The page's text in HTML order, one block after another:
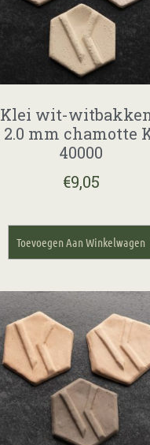
Klei wit-
2.0 mm chamotte
40000
€9,05
Toevoegen Aan Winkelwagen